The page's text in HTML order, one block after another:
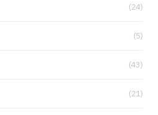
(24)
(5)
(43)
(21)